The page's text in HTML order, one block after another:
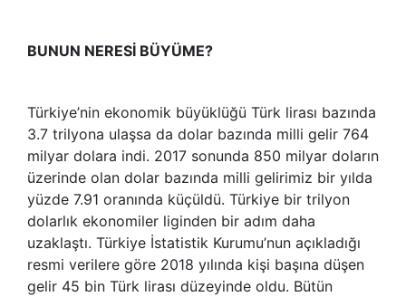
BUNUN NERESİ BÜYÜME?
Türkiye’nin ekonomik büyüklüğü Türk lirası bazında
3.7 trilyona ulaşsa da dolar bazında milli gelir 764
milyar dolara indi. 2017 sonunda 850 milyar doların
üzerinde olan dolar bazında milli gelirimiz bir yılda
yüzde 7.91 oranında küçüldü. Türkiye bir trilyon
dolarlık ekonomiler liginden bir adım daha
uzaklaştı. Türkiye İstatistik Kurumu’nun açıkladığı
resmi verilere göre 2018 yılında kişi başına düşen
gelir 45 bin Türk lirası düzeyinde oldu. Bütün